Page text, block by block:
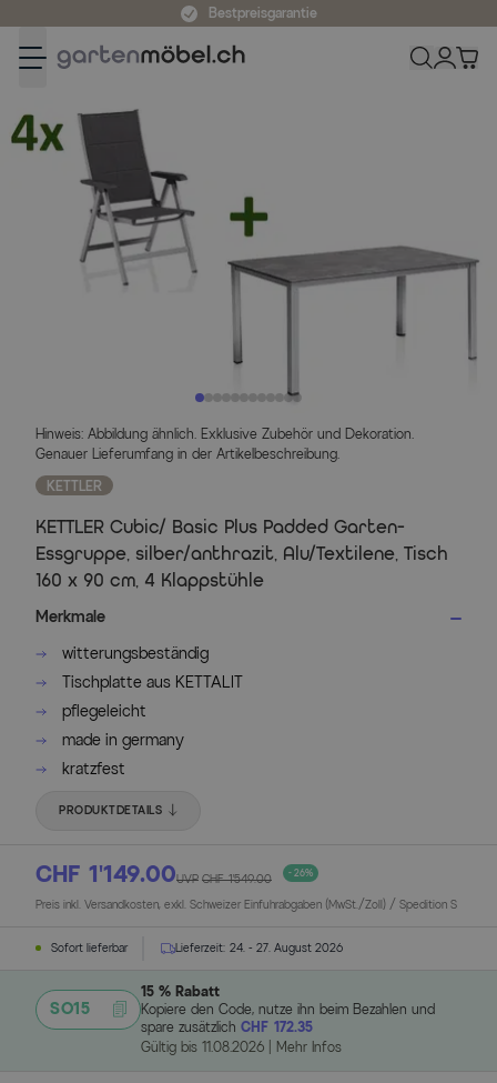
Bestpreisgarantie
Hinweis: Abbildung ähnlich. Exklusive Zubehör und Dekoration.
Genauer Lieferumfang in der Artikelbeschreibung.
KETTLER
KETTLER Cubic/ Basic Plus Padded Garten-
Essgruppe, silber/anthrazit, Alu/Textilene, Tisch
160 x 90 cm, 4 Klappstühle
Merkmale
witterungsbeständig
Tischplatte aus KETTALIT
pflegeleicht
made in germany
kratzfest
PRODUKTDETAILS
CHF 1’149.00UVP CHF 1’549.00 - 26%
Preis inkl. Versandkosten, exkl. Schweizer Einfuhrabgaben (MwSt./Zoll) / Spedition S
Sofort lieferbar Lieferzeit: 24. - 27. August 2026
SO15
15 % Rabatt
Kopiere den Code, nutze ihn beim Bezahlen und
spare zusätzlich CHF 172.35
Gültig bis 11.08.2026 Mehr Infos